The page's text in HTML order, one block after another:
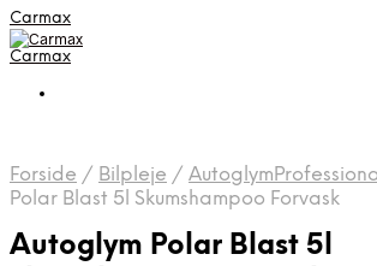
Carmax
Carmax
Forside / Bilpleje / AutoglymProfessional
Polar Blast 5l Skumshampoo Forvask
Autoglym Polar Blast 5l